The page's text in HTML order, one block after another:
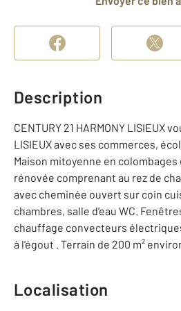
Description
CENTURY 21 HARMONY LISIEUX
LISIEUX avec ses commerces,
Maison mitoyenne en
rénovée comprenant au rez de
avec cheminée ouvert sur coin
chambres, salle d'eau WC.
chauffage convecteurs
à l'égout . Terrain de 200 m²
Localisation